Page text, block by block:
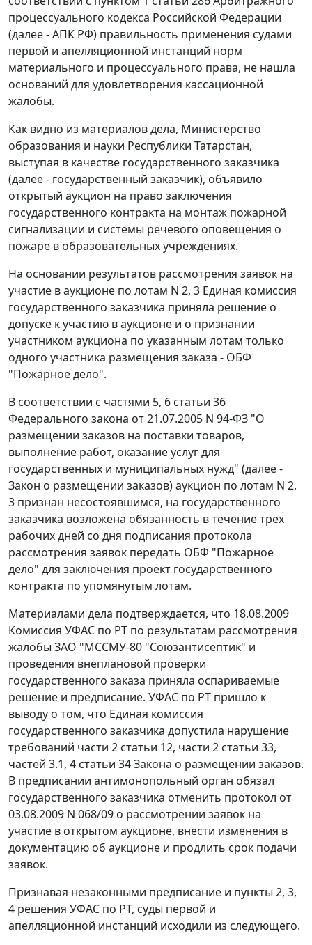
процессуального кодекса Российской Федерации
(далее - АПК РФ) правильность применения судами
первой и апелляционной инстанций норм
материального и процессуального права, не нашла
оснований для удовлетворения кассационной
жалобы.
Как видно из материалов дела, Министерство
образования и науки Республики Татарстан,
выступая в качестве государственного заказчика
(далее - государственный заказчик), объявило
открытый аукцион на право заключения
государственного контракта на монтаж пожарной
сигнализации и системы речевого оповещения о
пожаре в образовательных учреждениях.
На основании результатов рассмотрения заявок на
участие в аукционе по лотам N 2, 3 Единая комиссия
государственного заказчика приняла решение о
допуске к участию в аукционе и о признании
участником аукциона по указанным лотам только
одного участника размещения заказа - ОБФ
"Пожарное дело".
В соответствии с частями 5, 6 статьи 36
Федерального закона от 21.07.2005 N 94-ФЗ "О
размещении заказов на поставки товаров,
выполнение работ, оказание услуг для
государственных и муниципальных нужд" (далее -
Закон о размещении заказов) аукцион по лотам N 2,
3 признан несостоявшимся, на государственного
заказчика возложена обязанность в течение трех
рабочих дней со дня подписания протокола
рассмотрения заявок передать ОБФ "Пожарное
дело" для заключения проект государственного
контракта по упомянутым лотам.
Материалами дела подтверждается, что 18.08.2009
Комиссия УФАС по РТ по результатам рассмотрения
жалобы ЗАО "МССМУ-80 "Союзантисептик" и
проведения внеплановой проверки
государственного заказа приняла оспариваемые
решение и предписание. УФАС по РТ пришло к
выводу о том, что Единая комиссия
государственного заказчика допустила нарушение
требований части 2 статьи 12, части 2 статьи 33,
частей 3.1, 4 статьи 34Закона о размещении заказов.
В предписании антимонопольный орган обязал
государственного заказчика отменить протокол от
03.08.2009 N 068/09 о рассмотрении заявок на
участие в открытом аукционе, внести изменения в
документацию об аукционе и продлить срок подачи
заявок.
Признавая незаконными предписание и пункты 2, 3,
4 решения УФАС по РТ, суды первой и
апелляционной инстанций исходили из следующего.